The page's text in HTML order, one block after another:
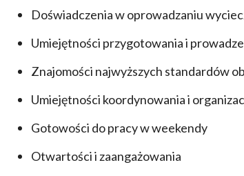
Doświadczenia w oprowadzaniu
Umiejętności przygotowania i
Znajomości najwyższych standardów
Umiejętności koordynowania i
Gotowości do pracy w weekendy
Otwartości i zaangażowania